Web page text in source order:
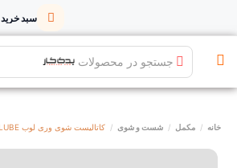
سبد خرید
جستجو در محصولات
خانه مکمل شست و شوی کاتالیست شوی وری لوب VERY LUBE اصلی